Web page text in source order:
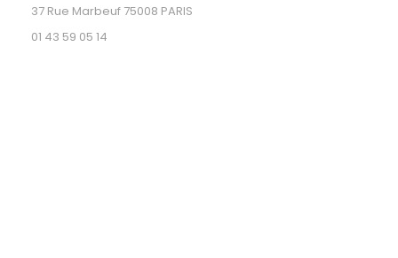
37 Rue Marbeuf 75008 PARIS
01 43 59 05 14